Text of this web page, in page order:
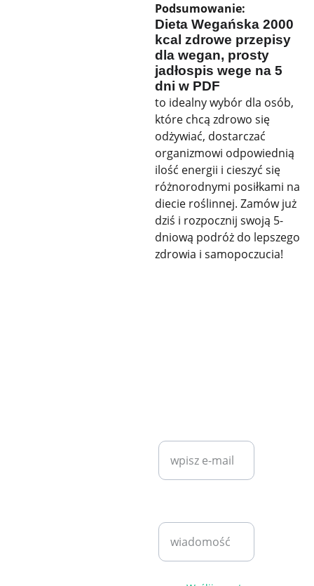
Podsumowanie:
Dieta Wegańska 2000
kcal zdrowe przepisy
dla wegan, prosty
jadłospis wege na 5
dni w PDF
to idealny wybór dla osób,
które chcą zdrowo się
odżywiać, dostarczać
organizmowi odpowiednią
ilość energii i cieszyć się
różnorodnymi posiłkami na
diecie roślinnej. Zamów już
dziś i rozpocznij swoją 5-
dniową podróż do lepszego
zdrowia i samopoczucia!